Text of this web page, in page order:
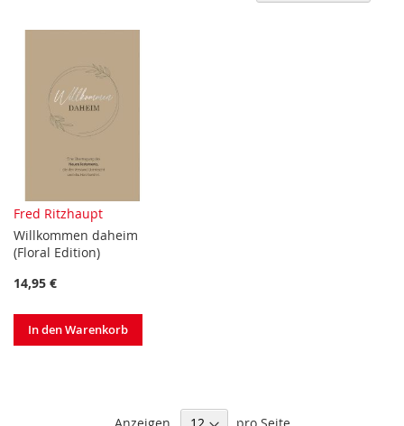
Fred Ritzhaupt
Willkommen daheim
(Floral Edition)
14,95 €
In den Warenkorb